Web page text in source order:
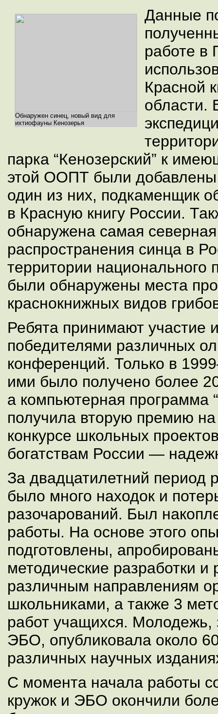
Обнаружен синец, новый вид для
ихтиофауны Кенозерья
Данные
работе в
Красной
области.
парка “Кенозерский” к
этой ООПТ были
один из них, подкаменщик
в Красную книгу России.
обнаружена самая северная
распространения синца в
территории национального
были обнаружены места
краснокнижных видов
Ребята принимают участие
победителями различных
конференций. Только в
ими было получено более
а компьютерная программа
получила вторую премию
конкурсе школьных
богатствам России —
За двадцатилетний период
было много находок и
разочарований. Был
работы. На основе этого
подготовлены,
методические разработки
различным направлениям
школьниками, а также 3
работ учащихся.
ЭБО, опубликовала около
различных научных
С момента начала работы
кружок и ЭБО окончили